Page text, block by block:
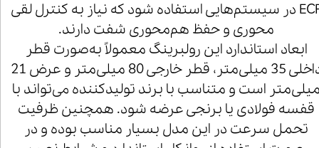
ECP در سیستم‌هایی استفاده شود که نیاز به کنترل لقی
محوری و حفظ هم‌محوری شفت دارند.
ابعاد استاندارد این رولبرینگ معمولاً به‌صورت قطر
داخلی 35 میلی‌متر، قطر خارجی 80 میلی‌متر و عرض 21
است و متناسب با برند تولیدکننده می‌تواند با
قفسه فولادی یا برنجی عرضه شود. همچنین ظرفیت
تحمل سرعت در این مدل بسیار مناسب بوده و در